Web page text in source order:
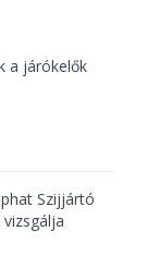
a járókelők
Szijjártó